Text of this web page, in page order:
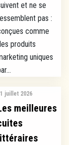
et ne se
pas :
comme
produits
uniques
juillet 2026
meilleures